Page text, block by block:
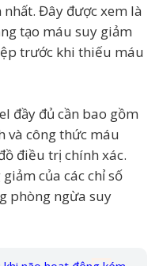
Đây được xem là
tạo máu suy giảm
trước khi thiếu máu
đầy đủ cần bao gồm
và công thức máu
điều trị chính xác.
của các chỉ số
phòng ngừa suy